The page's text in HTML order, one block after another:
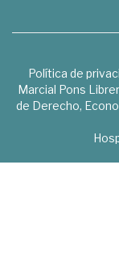
Política de
Marcial Pons
de Derecho,